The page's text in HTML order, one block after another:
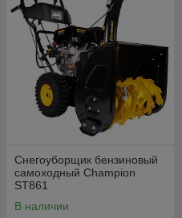
Снегоуборщик бензиновый
самоходный Champion
ST861
В наличии